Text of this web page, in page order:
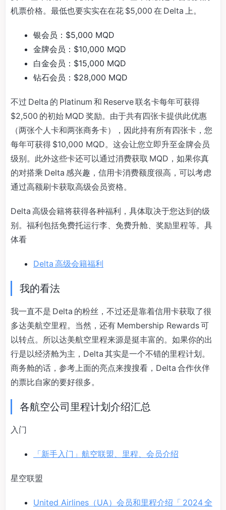
机票价格。最低也要实实在在花 $5,000 在 Delta 上。
银会员：$5,000 MQD
金牌会员：$10,000 MQD
白金会员：$15,000 MQD
钻石会员：$28,000 MQD
不过 Delta 的 Platinum 和 Reserve 联名卡每年可获得
$2,500 的初始 MQD 奖励。由于共有四张卡提供此优惠
（两张个人卡和两张商务卡），因此持有所有四张卡，您
每年可获得 $10,000 MQD。这会让您立即升至金牌会员
级别。此外这些卡还可以通过消费获取 MQD，如果你真
的对搭乘 Delta 感兴趣，信用卡消费额度很高，可以考虑
通过高额刷卡获取高级会员资格。
Delta 高级会籍将获得各种福利，具体取决于您达到的级
别。福利包括免费托运行李、免费升舱、奖励里程等。具
体看
Delta 高级会籍福利
我的看法
我一直不是 Delta 的粉丝，不过还是靠着信用卡获取了很
多达美航空里程。当然，还有 Membership Rewards 可
以转点。所以达美航空里程来源是挺丰富的。如果你的出
行是以经济舱为主，Delta 其实是一个不错的里程计划。
商务舱的话，参考上面的亮点来搜搜看，Delta 合作伙伴
的票比自家的要好很多。
各航空公司里程计划介绍汇总
入门
「新手入门」航空联盟、里程、会员介绍
星空联盟
United Airlines（UA）会员和里程介绍「 2024 全